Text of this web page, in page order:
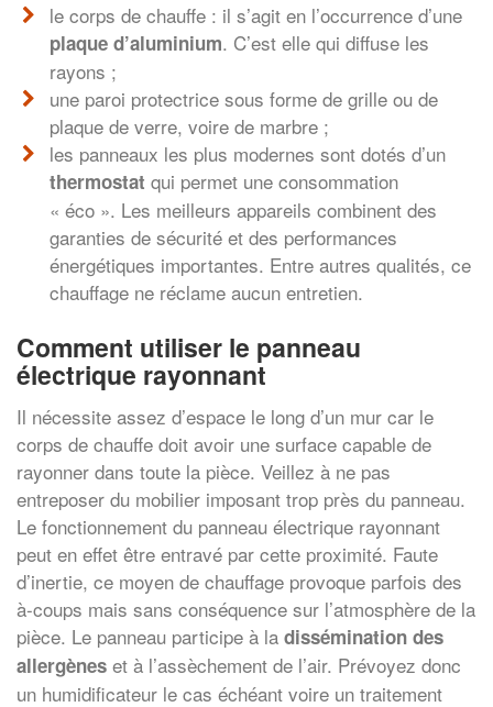
le corps de chauffe : il s’agit en l’occurrence d’une
plaque d’aluminium. C’est elle qui diffuse les
rayons ;
une paroi protectrice sous forme de grille ou de
plaque de verre, voire de marbre ;
les panneaux les plus modernes sont dotés d’un
thermostat qui permet une consommation
« éco ». Les meilleurs appareils combinent des
garanties de sécurité et des performances
énergétiques importantes. Entre autres qualités, ce
chauffage ne réclame aucun entretien.
Comment utiliser le panneau
électrique rayonnant
Il nécessite assez d’espace le long d’un mur car le
corps de chauffe doit avoir une surface capable de
rayonner dans toute la pièce. Veillez à ne pas
entreposer du mobilier imposant trop près du panneau.
Le fonctionnement du panneau électrique rayonnant
peut en effet être entravé par cette proximité. Faute
d’inertie, ce moyen de chauffage provoque parfois des
à-coups mais sans conséquence sur l’atmosphère de la
pièce. Le panneau participe à la dissémination des
allergènes et à l’assèchement de l’air. Prévoyez donc
un humidificateur le cas échéant voire un traitement